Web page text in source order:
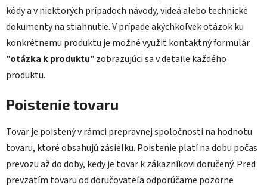
kódy a v niektorých prípadoch návody, videá alebo technické
dokumenty na stiahnutie. V prípade akýchkoľvek otázok ku
konkrétnemu produktu je možné využiť kontaktný formulár
"otázka k produktu" zobrazujúci sa v detaile každého
produktu.
Poistenie tovaru
Tovar je poistený v rámci prepravnej spoločnosti na hodnotu
tovaru, ktoré obsahujú zásielku. Poistenie platí na dobu počas
prevozu až do doby, kedy je tovar k zákazníkovi doručený. Pred
prevzatím tovaru od doručovateľa odporúčame pozorne